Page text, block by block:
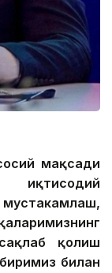
мақсади
қолиш
билан